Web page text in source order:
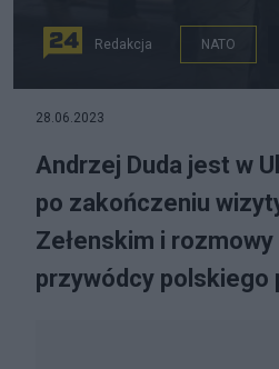
Redakcja NATO
28.06.2023
Andrzej Duda jest w
po zakończeniu
Zełenskim i
przywódcy polskiego